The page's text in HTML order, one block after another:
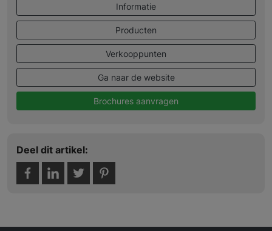
Informatie
Producten
Verkooppunten
Ga naar de website
Brochures aanvragen
Deel dit artikel: